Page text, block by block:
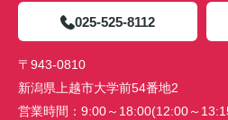
025-525-8112
〒943-0810
新潟県上越市大学前54番地2
営業時間： 9:00～18:00(12:00～